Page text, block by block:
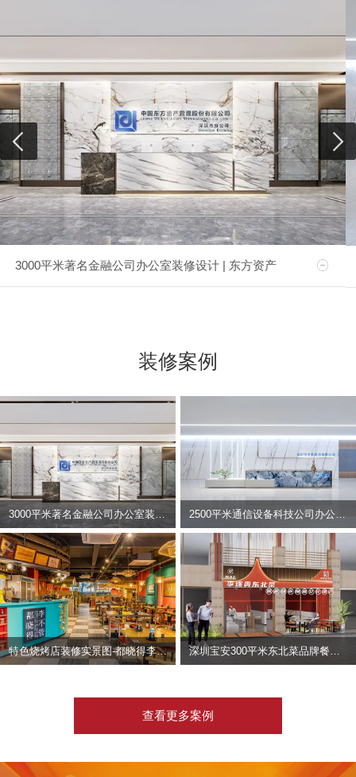
3000平米著名金融公司办公室装修设计 | 东方资产
装修案例
2500平米通信设备科技公司办公室设计 | 宇泰科技
特色烧烤店装修实景图-都晓得李不管
查看更多案例